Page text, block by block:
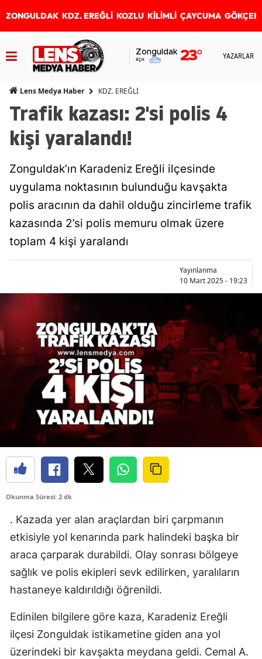
ZONGULDAK KDZ. EREĞLİ KOZLU KİLİMLİ ÇAYCUMA
Zonguldak
Açık 23° YAZARLAR
Lens Medya Haber KDZ. EREĞLİ
Trafik kazası: 2'si polis 4
kişi yaralandı!
Zonguldak’ın Karadeniz Ereğli ilçesinde
uygulama noktasının bulunduğu kavşakta
polis aracının da dahil olduğu zincirleme trafik
kazasında 2’si polis memuru olmak üzere
toplam 4 kişi yaralandı
Yayınlanma
10 Mart 2025 - 19:23
Okunma Süresi: 2 dk
. Kazada yer alan araçlardan biri çarpmanın
etkisiyle yol kenarında park halindeki başka bir
araca çarparak durabildi. Olay sonrası bölgeye
sağlık ve polis ekipleri sevk edilirken, yaralıların
hastaneye kaldırıldığı öğrenildi.
Edinilen bilgilere göre kaza, Karadeniz Ereğli
ilçesi Zonguldak istikametine giden ana yol
üzerindeki bir kavşakta meydana geldi. Cemal A.